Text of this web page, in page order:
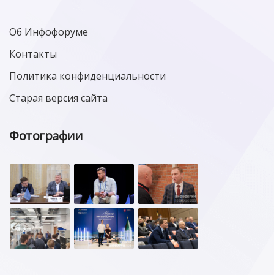
Об Инфофоруме
Контакты
Политика конфиденциальности
Старая версия сайта
Фотографии